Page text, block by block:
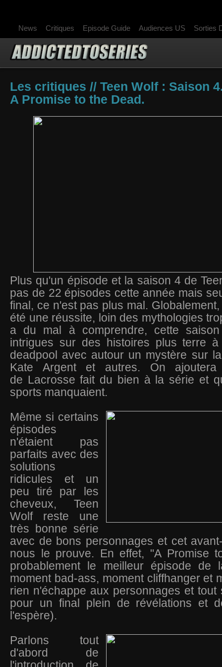
News Critiques Episode Guide Audiences US Sorties
Les critiques // Teen Wolf : Saison
A Promise to the Dead.
Plus qu'un épisode et la saison 4 de
pas de 22 épisodes cette année mais
final, ce n'est pas plus mal.
été une réussite, loin des mythologies
a du mal à comprendre, cette
intrigues sur des histoires plus terre
deadpool avec autour un mystère sur
Kate Argent et autres. On
de Lacrosse fait du bien à la série et
sports manquaient.
Même si certains
épisodes
n'étaient pas
parfaits avec des
solutions
ridicules et un
peu tiré par les
cheveux, Teen
Wolf reste une
très bonne série
avec de bons personnages et cet
nous le prouve. En effet, "A Promise
probablement le meilleur épisode de
moment bad-ass, moment cliffhanger et
rien n'échappe aux personnages et tout
pour un final plein de révélations et
l'espère).
Parlons tout
d'abord de